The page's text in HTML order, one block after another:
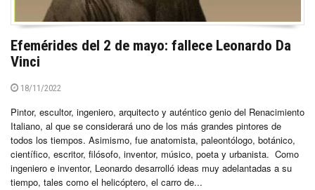
Efemérides del 2 de mayo: fallece Leonardo Da
Vinci
18/11/2022
Pintor, escultor, ingeniero, arquitecto y auténtico genio del Renacimiento
Italiano, al que se considerará uno de los más grandes pintores de
todos los tiempos. Asimismo, fue anatomista, paleontólogo, botánico,
científico, escritor, filósofo, inventor, músico, poeta y urbanista. Como
ingeniero e inventor, Leonardo desarrolló ideas muy adelantadas a su
tiempo, tales como el helicóptero, el carro de...